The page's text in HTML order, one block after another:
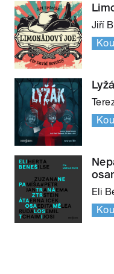
Jiří
Eli